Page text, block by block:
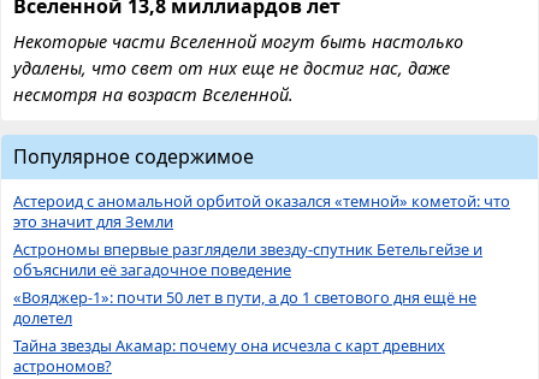
Вселенной 13,8 миллиардов лет
Некоторые части Вселенной могут быть настолько
удалены, что свет от них еще не достиг нас, даже
несмотря на возраст Вселенной.
Популярное содержимое
Астероид с аномальной орбитой оказался «темной» кометой: что
это значит для Земли
Астрономы впервые разглядели звезду-спутник Бетельгейзе и
объяснили её загадочное поведение
«Вояджер-1»: почти 50 лет в пути, а до 1 светового дня ещё не
долетел
Тайна звезды Акамар: почему она исчезла с карт древних
астрономов?